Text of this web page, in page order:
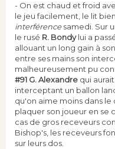
- On est chaud et froid
le jeu facilement, le lit
interférencesamedi. Sur
le rusé R. Bondylui a
allouant un long gain à
entre ses mains son
malheureusement pu
#91 G. Alexandre qui
interceptant un ballon
qu'on aime moins dans le
plaquer son joueur en se
cas de gros receveurs
Bishop's, les receveurs
sur leurs dos.